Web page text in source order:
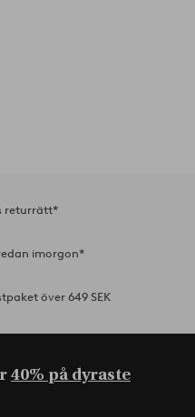
returrätt*
imorgon*
över 649 SEK
40% på dyraste